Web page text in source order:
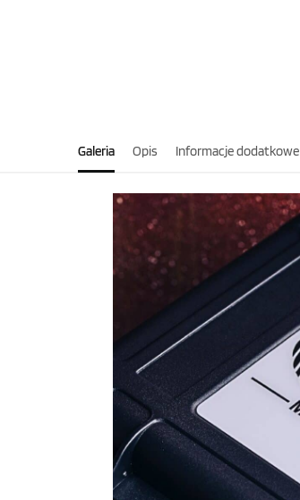
Galeria Opis Informacje dodatkowe